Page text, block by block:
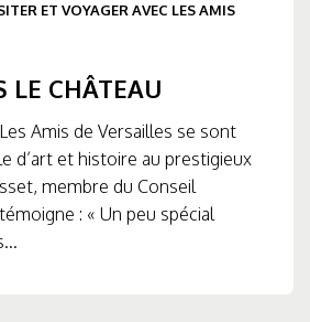
ET VOYAGER AVEC LES AMIS
LE CHÂTEAU
Amis de Versailles se sont
d’art et histoire au prestigieux
membre du Conseil
: « Un peu spécial